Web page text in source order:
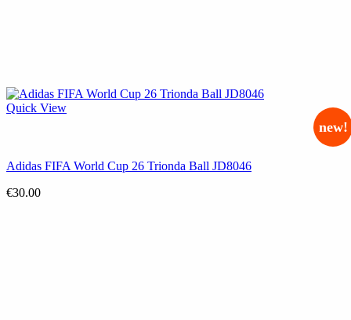
Quick View
new!
Adidas FIFA World Cup 26 Trionda Ball JD8046
€30.00